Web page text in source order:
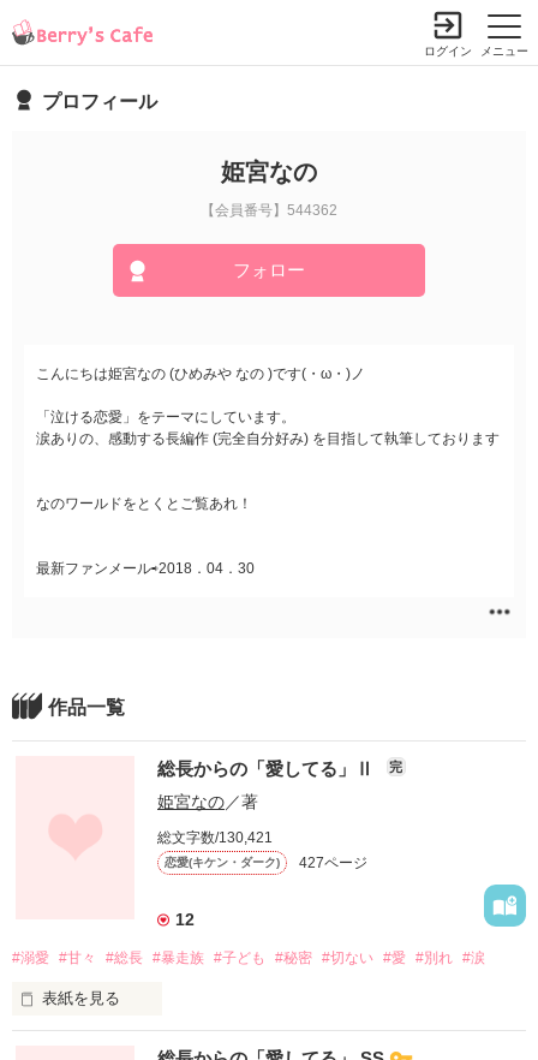
メニュー
ログイン
プロフィール
姫宮なの
【会員番号】544362
フォロー
こんにちは姫宮なの (ひめみや なの )です(・ω・)ノ
「泣ける恋愛」をテーマにしています。
涙ありの、感動する長編作 (完全自分好み) を目指して執筆しております
なのワールドをとくとご覧あれ！
最新ファンメール⇨2018．04．30
作品一覧
総長からの「愛してる」Ⅱ 完
姫宮なの／著
総文字数/130,421
恋愛(キケン・ダーク) 427ページ
12
#溺愛 #甘々 #総長 #暴走族 #子ども #秘密 #切ない #愛 #別れ #涙
表紙を見る